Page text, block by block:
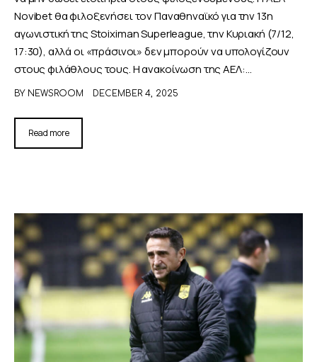
Novibet θα φιλοξενήσει τον Παναθηναϊκό για την 13η
αγωνιστική της Stoiximan Superleague, την Κυριακή (7/12,
17:30), αλλά οι «πράσινοι» δεν μπορούν να υπολογίζουν
στους φιλάθλους τους. Η ανακοίνωση της ΑΕΛ:…
BY NEWSROOM DECEMBER 4, 2025
Read more